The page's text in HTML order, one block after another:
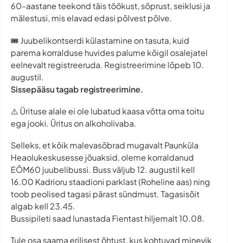
60-aastane teekond täis töökust, sõprust, seiklusi ja
mälestusi, mis elavad edasi põlvest põlve.
🎟️ Juubelikontserdi külastamine on tasuta, kuid
parema korralduse huvides palume kõigil osalejatel
eelnevalt registreeruda. Registreerimine lõpeb 10.
augustil.
Sissepääsu tagab registreerimine.
⚠️ Ürituse alale ei ole lubatud kaasa võtta oma toitu
ega jooki. Üritus on alkoholivaba.
Selleks, et kõik malevasõbrad mugavalt Paunküla
Heaolukeskusesse jõuaksid, oleme korraldanud
EÕM60 juubelibussi. Buss väljub 12. augustil kell
16.00 Kadrioru staadioni parklast (Roheline aas) ning
toob peolised tagasi pärast sündmust. Tagasisõit
algab kell 23.45.
Bussipileti saad lunastada Fientast hiljemalt 10.08.
Tule osa saama erilisest õhtust, kus kohtuvad minevik